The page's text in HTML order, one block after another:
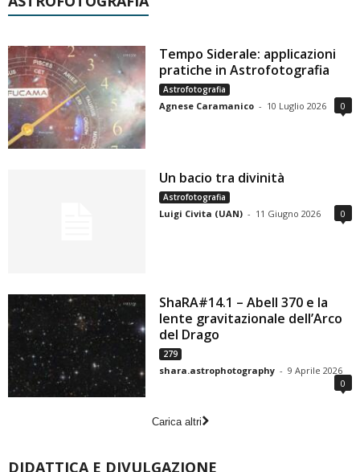
Tempo Siderale: applicazioni
pratiche in Astrofotografia
Astrofotografia
Agnese Caramanico - 10 Luglio 2026 0
Un bacio tra divinità
Astrofotografia
Luigi Civita (UAN) - 11 Giugno 2026 0
ShaRA#14.1 – Abell 370 e la
lente gravitazionale dell’Arco
del Drago
279
shara.astrophotography - 9 Aprile 2026
0
Carica altri
DIDATTICA E DIVULGAZIONE